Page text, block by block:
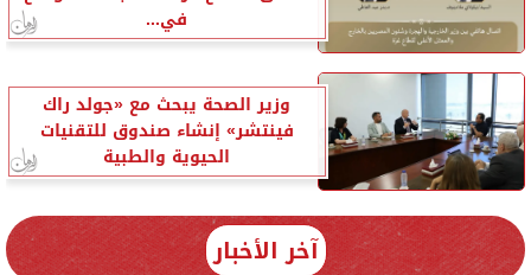
في...
وزير الصحة يبحث مع «جولد راك
فينتشر» إنشاء صندوق للتقنيات
الحيوية والطبية
آخر الأخبار